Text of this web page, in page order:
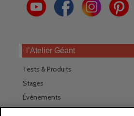
l’Atelier Géant
Tests & Produits
Stages
Évènements